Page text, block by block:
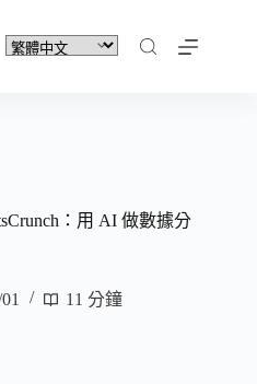
：用 AI 做數據分
11 分鐘